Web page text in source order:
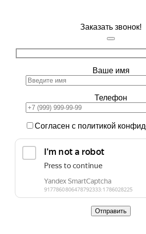
Заказать звонок!
Ваше имя
Телефон
Согласен с политикой